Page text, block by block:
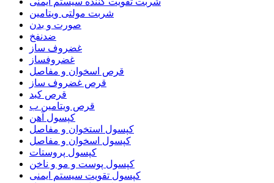
شربت مولتی ویتامین
صورت و بدن
ضدنفخ
غضروف ساز
غضروفساز
قرص اسخوان و مفاصل
قرص غضروف ساز
قرص کبد
قرص ویتامین ب
کپسول آهن
کپسول استخوان و مفاصل
کپسول اسخوان و مفاصل
کپسول پروستات
کپسول پوست و مو و ناخن
کپسول تقویت سیستم ایمنی